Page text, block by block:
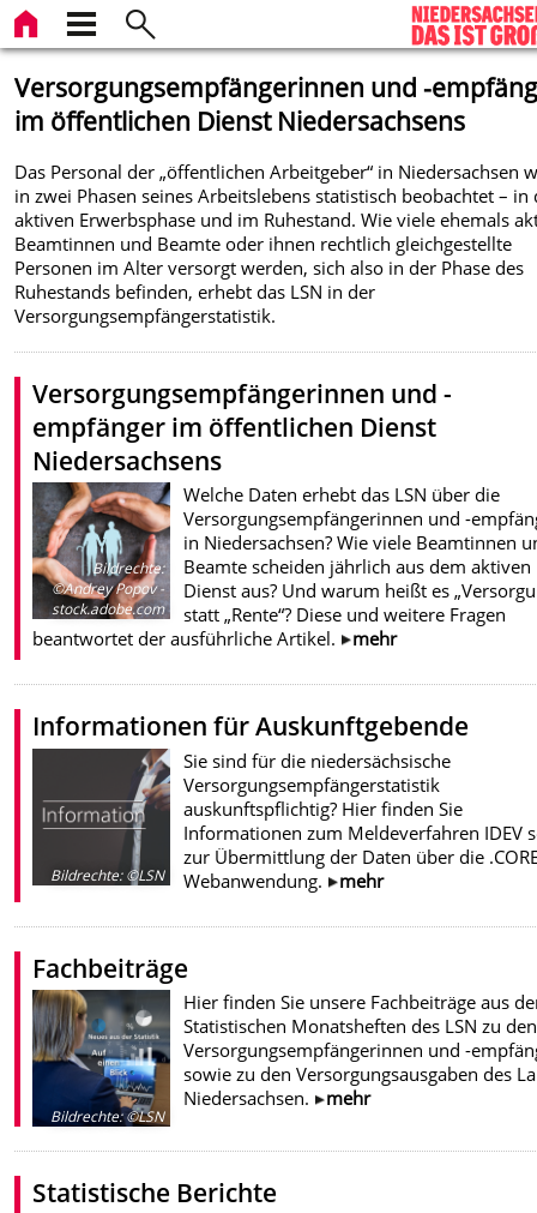
Versorgungsempfängerinnen und -
im öffentlichen Dienst Niedersachsens
Das Personal der „öffentlichen Arbeitgeber“ in Niedersachsen
in zwei Phasen seines Arbeitslebens statistisch beobachtet – in
aktiven Erwerbsphase und im Ruhestand. Wie viele ehemals
Beamtinnen und Beamte oder ihnen rechtlich gleichgestellte
Personen im Alter versorgt werden, sich also in der Phase des
Ruhestands befinden, erhebt das LSN in der
Versorgungsempfängerstatistik.
Versorgungsempfängerinnen und -
empfänger im öffentlichen Dienst
Niedersachsens
Bildrechte:
©Andrey Popov -
stock.adobe.com
Welche Daten erhebt das LSN über die
Versorgungsempfängerinnen und -
in Niedersachsen? Wie viele Beamtinnen
Beamte scheiden jährlich aus dem aktiven
Dienst aus? Und warum heißt es
statt „Rente“? Diese und weitere Fragen
beantwortet der ausführliche Artikel.
mehr
Informationen für Auskunftgebende
Bildrechte:©LSN
Sie sind für die niedersächsische
Versorgungsempfängerstatistik
auskunftspflichtig? Hier finden Sie
Informationen zum Meldeverfahren IDEV
zur Übermittlung der Daten über die
Webanwendung.
mehr
Fachbeiträge
Bildrechte:©LSN
Hier finden Sie unsere Fachbeiträge aus
Statistischen Monatsheften des LSN zu den
Versorgungsempfängerinnen und -
sowie zu den Versorgungsausgaben des
Niedersachsen.
mehr
Statistische Berichte